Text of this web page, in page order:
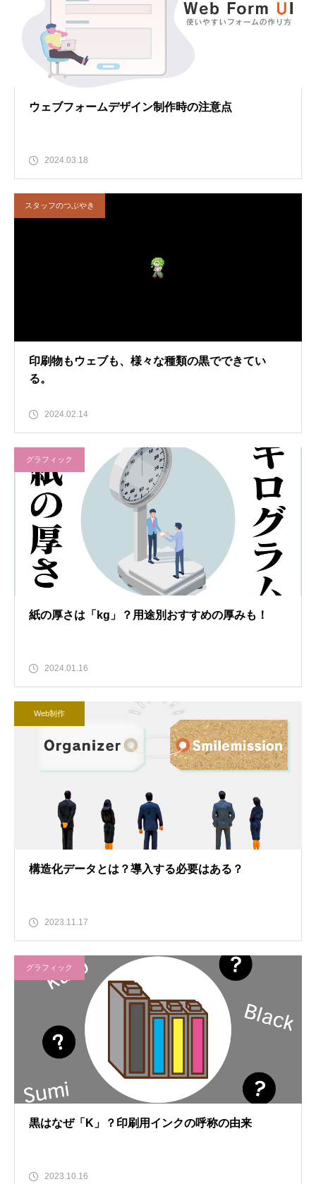
ウェブフォームデザイン制作時の注意点
2024.03.18
スタッフのつぶやき
印刷物もウェブも、様々な種類の黒でできてい
る。
2024.02.14
グラフィック
紙の厚さは「kg」？用途別おすすめの厚みも！
2024.01.16
Web制作
構造化データとは？導入する必要はある？
2023.11.17
グラフィック
黒はなぜ「K」？印刷用インクの呼称の由来
2023.10.16